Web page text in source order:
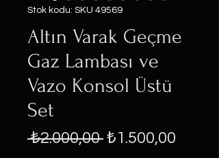
Stok kodu: SKU 49569
Altın Varak Geçme
Gaz Lambası ve
Vazo Konsol Üstü
Set
₺2.000,00 Normal
₺1.500,00